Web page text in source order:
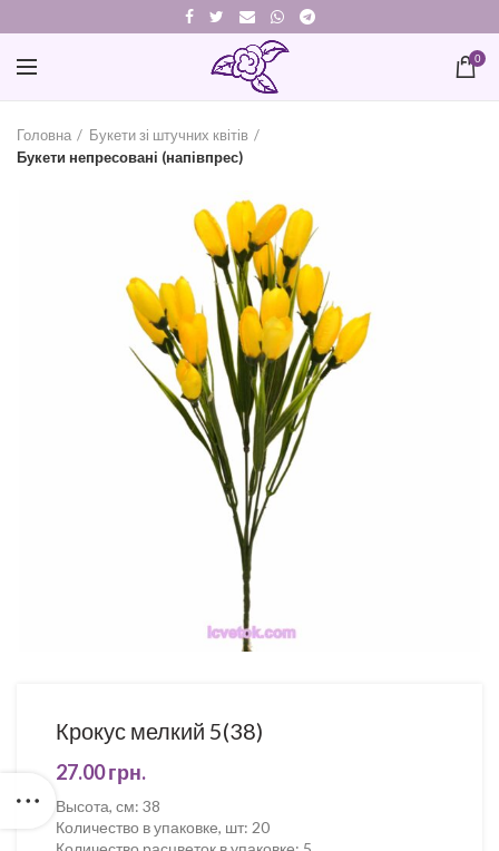
0
Головна
Букети зі штучних квітів
Букети непресовані (напівпрес)
Крокус мелкий 5(38)
27.00грн.
Высота, см: 38
Количество в упаковке, шт: 20